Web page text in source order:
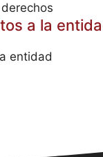
a la
entidad